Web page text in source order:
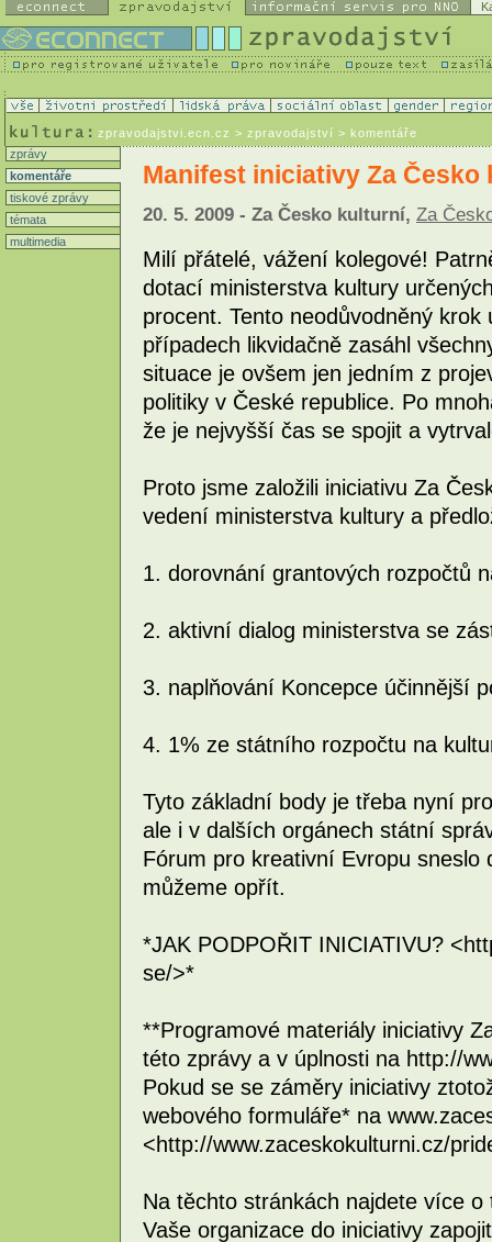
zpravodajstvi.ecn.cz > zpravodajství > komentáře
zprávy
komentáře
tiskové zprávy
témata
multimedia
Manifest iniciativy Za Česko
20. 5. 2009 - Za Česko kulturní, Za
Milí přátelé, vážení kolegové!
dotací ministerstva kultury
procent. Tento neodůvodněný
případech likvidačně zasáhl
situace je ovšem jen jedním z
politiky v České republice. Po
že je nejvyšší čas se spojit a
Proto jsme založili iniciativu Za
vedení ministerstva kultury a
1. dorovnání grantových rozpočtů
2. aktivní dialog ministerstva se
3. naplňování Koncepce účinnější
4. 1% ze státního rozpočtu na
Tyto základní body je třeba nyní
ale i v dalších orgánech státní
Fórum pro kreativní Evropu
můžeme opřít.
*JAK PODPOŘIT INICIATIVU?
se/>*
**Programové materiály iniciativy
této zprávy a v úplnosti na http://
Pokud se se záměry iniciativy
webového formuláře* na
<http://www.zaceskokulturni.cz/
Na těchto stránkách najdete více
Vaše organizace do iniciativy